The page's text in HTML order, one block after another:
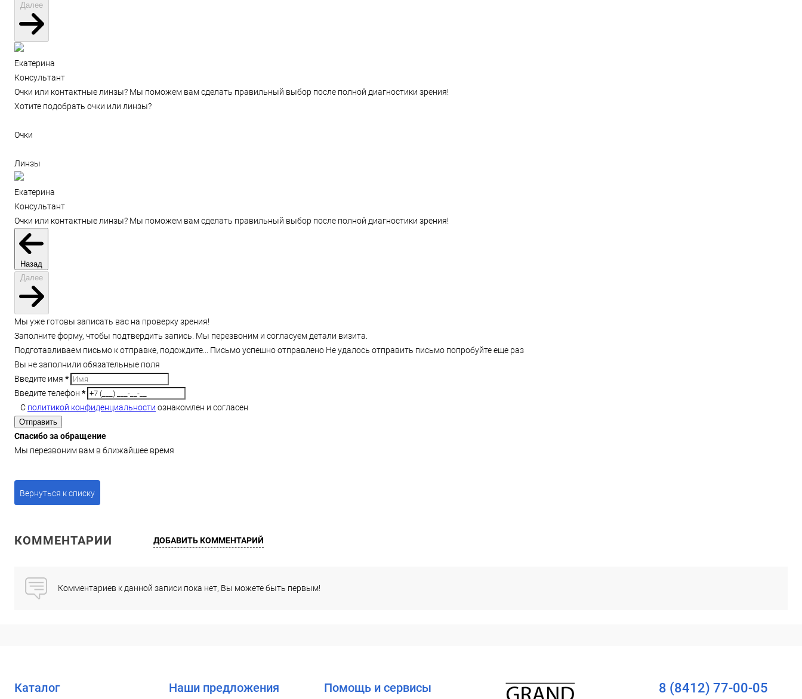
Далее
Екатерина
Консультант
Очки или контактные линзы? Мы поможем вам сделать правильный выбор после полной диагностики зрения!
Хотите подобрать очки или линзы?
Очки
Линзы
Екатерина
Консультант
Очки или контактные линзы? Мы поможем вам сделать правильный выбор после полной диагностики зрения!
Назад
Далее
Мы уже готовы записать вас на проверку зрения!
Заполните форму, чтобы подтвердить запись. Мы перезвоним и согласуем детали визита.
Подготавливаем письмо к отправке, подождите...
Письмо успешно отправлено Не удалось отправить письмо попробуйте еще раз
Вы не заполнили обязательные поля
Введите имя *
Введите телефон *
С политикой конфиденциальности ознакомлен и согласен
Отправить
Спасибо за обращение
Мы перезвоним вам в ближайшее время
Вернуться к списку
КОММЕНТАРИИ ДОБАВИТЬ КОММЕНТАРИЙ
Комментариев к данной записи пока нет, Вы можете быть первым!
Каталог Наши предложения Помощь и сервисы 8 (8412) 77-00-05